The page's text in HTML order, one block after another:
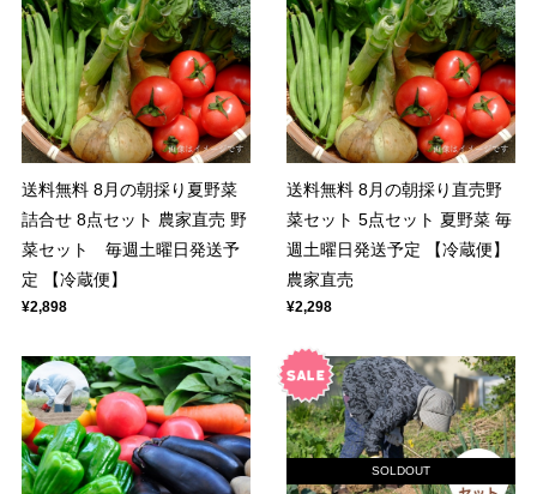
送料無料 8月の朝採り夏野菜
詰合せ 8点セット 農家直売 野
菜セット 毎週土曜日発送予
定 【冷蔵便】
¥2,898
送料無料 8月の朝採り直売野
菜セット 5点セット 夏野菜 毎
週土曜日発送予定 【冷蔵便】
農家直売
¥2,298
SOLDOUT